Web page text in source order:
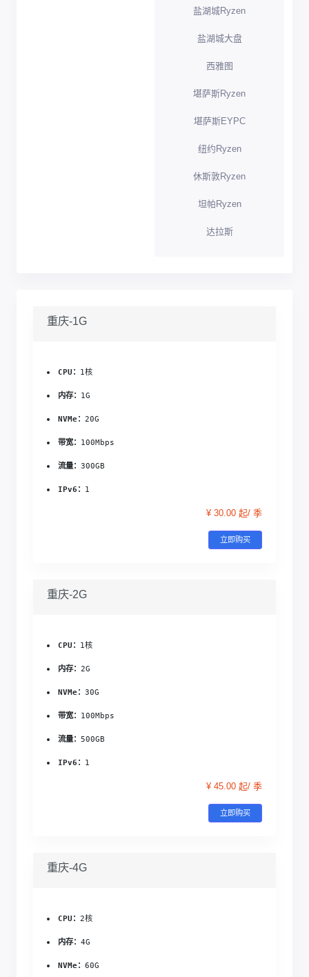
盐湖城Ryzen
盐湖城大盘
西雅图
堪萨斯Ryzen
堪萨斯EYPC
纽约Ryzen
休斯敦Ryzen
坦帕Ryzen
达拉斯
重庆-1G
CPU： 1核
内存： 1G
NVMe：20G
带宽： 100Mbps
流量：300GB
IPv6： 1
¥ 30.00 起/ 季
立即购买
重庆-2G
CPU： 1核
内存：2G
NVMe：30G
带宽： 100Mbps
流量： 500GB
IPv6： 1
¥ 45.00 起/ 季
立即购买
重庆-4G
CPU：2核
内存：4G
NVMe：60G